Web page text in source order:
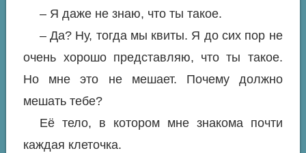
– Я даже не знаю, что ты такое.
– Да? Ну, тогда мы квиты. Я до сих пор не
очень хорошо представляю, что ты такое.
Но мне это не мешает. Почему должно
мешать тебе?
Её тело, в котором мне знакома почти
каждая клеточка.